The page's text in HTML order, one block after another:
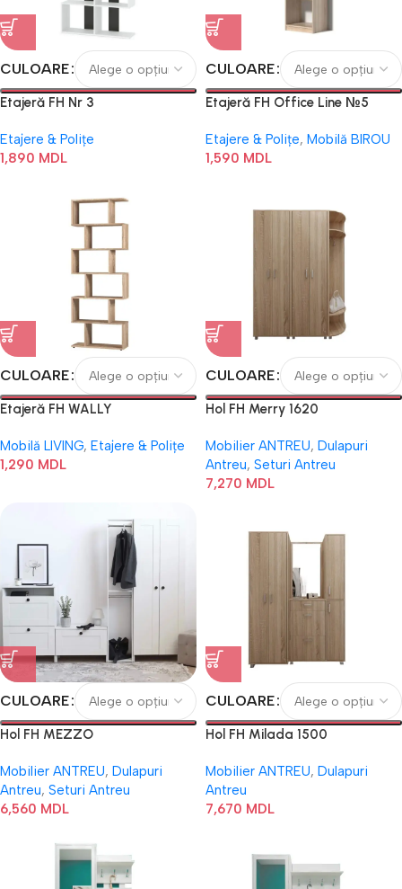
CULOARE
Etajeră FH Nr 3
Etajere & Polițe
1,890 MDL
CULOARE
Etajeră FH Office Line №5
Etajere & Polițe, Mobilă BIROU
1,590 MDL
CULOARE
Etajeră FH WALLY
Mobilă LIVING, Etajere & Polițe
1,290 MDL
CULOARE
Hol FH Merry 1620
Mobilier ANTREU, Dulapuri
Antreu, Seturi Antreu
7,270 MDL
CULOARE
Hol FH MEZZO
Mobilier ANTREU, Dulapuri
Antreu, Seturi Antreu
6,560 MDL
CULOARE
Hol FH Milada 1500
Mobilier ANTREU, Dulapuri
Antreu
7,670 MDL